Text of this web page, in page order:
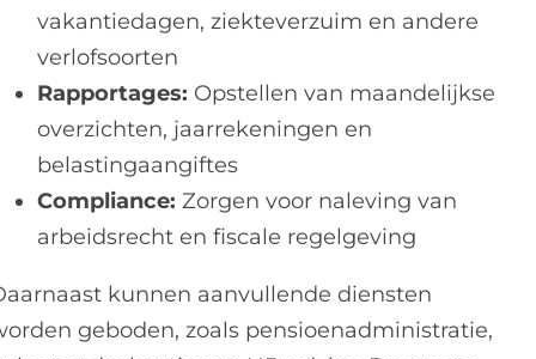
vakantiedagen, ziekteverzuim en andere
verlofsoorten
Rapportages: Opstellen van maandelijkse
overzichten, jaarrekeningen en
belastingaangiftes
Compliance: Zorgen voor naleving van
arbeidsrecht en fiscale regelgeving
kunnen aanvullende diensten
geboden, zoals pensioenadministratie,